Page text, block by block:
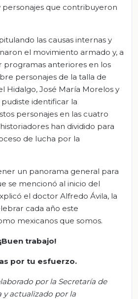
personajes que contribuyeron
las causas internas y
el movimiento armado y, a
programas anteriores en los
personajes de la talla de
Hidalgo, José María Morelos y
identificar la
personajes en las cuatro
han dividido para
de lucha por la
un panorama general para
se mencionó al inicio del
el doctor Alfredo Ávila, la
cada año este
mexicanos que somos.
¡Buen trabajo!
por tu esfuerzo.
por la Secretaría de
y actualizado por la